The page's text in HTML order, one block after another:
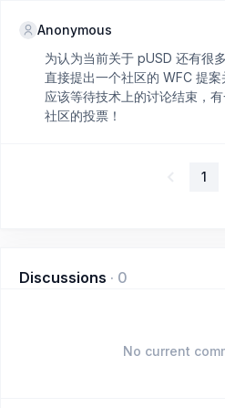
Anonymous
为认为当前关于 pUSD 还有很
直接提出一个社区的 WFC 提
应该等待技术上的讨论结束，
社区的投票！
1
Discussions · 0
No current